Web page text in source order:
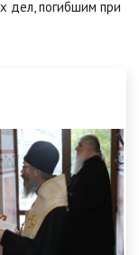
дел, погибшим при